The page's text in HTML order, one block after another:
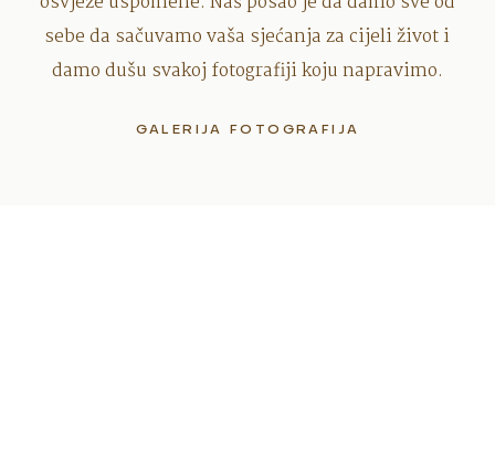
sebe da sačuvamo vaša sjećanja za cijeli život i
damo dušu svakoj fotografiji koju napravimo.
GALERIJA FOTOGRAFIJA